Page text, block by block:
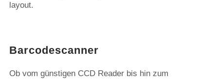
layout.
Barcodescanner
Ob vom günstigen CCD Reader bis hin zum